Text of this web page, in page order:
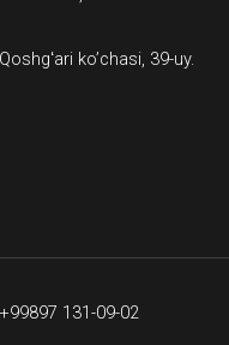
ko’chasi, 39-uy.
+99897 131-09-02